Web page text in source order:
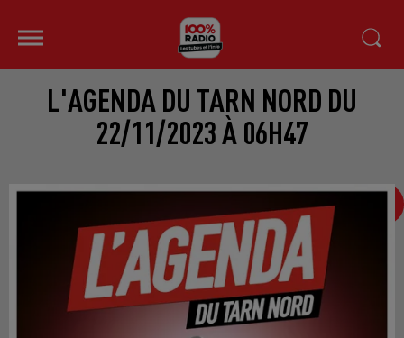
L'AGENDA DU TARN NORD DU
22/11/2023 À 06H47